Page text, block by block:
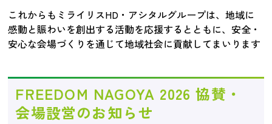
これからもミライリスHD・アシタルグループは、地域に
感動と賑わいを創出する活動を応援するとともに、安全・
安心な会場づくりを通じて地域社会に貢献してまいります
FREEDOM NAGOYA 2026 協賛・
会場設営のお知らせ